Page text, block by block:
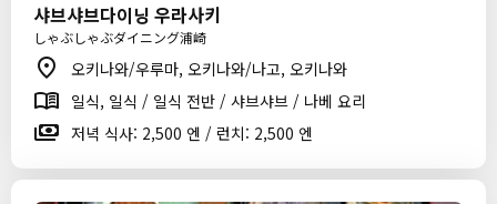
샤브샤브다이닝 우라사키
しゃぶしゃぶダイニング浦崎
오키나와/우루마, 오키나와/나고, 오키나와
일식, 일식 / 일식 전반 / 샤브샤브 / 나베 요리
저녁 식사: 2,500 엔 / 런치: 2,500 엔